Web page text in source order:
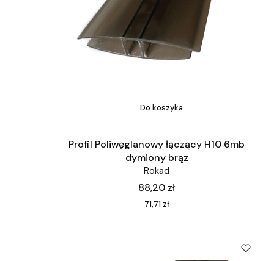
Do koszyka
Profil Poliwęglanowy łączący H10 6mb
dymiony brąz
Rokad
Cena
88,20 zł
Cena
71,71 zł